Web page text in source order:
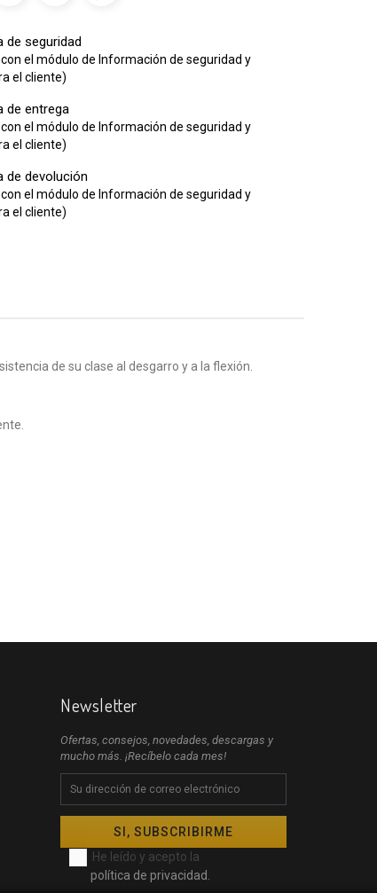
de seguridad
el módulo de Información de seguridad y
el cliente)
de entrega
el módulo de Información de seguridad y
el cliente)
de devolución
el módulo de Información de seguridad y
el cliente)
de su clase al desgarro y a la flexión.
Newsletter
Ofertas, consejos, novedades, descargas y
mucho más. ¡Recíbelo cada mes!
He leído y acepto la
política de privacidad.